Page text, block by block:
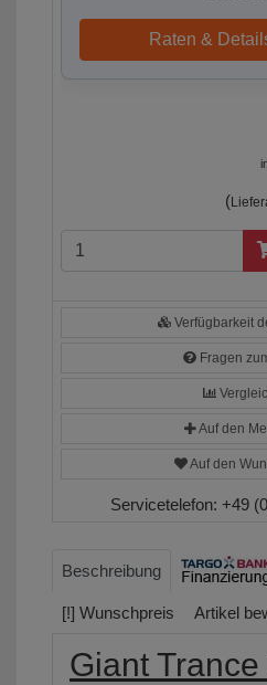
Raten &
(
Verfügbarkeit
Fragen
Auf den
Auf den
Servicetelefon: +49
Beschreibung
[!] Wunschpreis Artikel
Giant Trance